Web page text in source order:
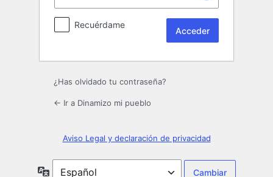
Recuérdame
¿Has olvidado tu contraseña?
← Ir a Dinamizo mi pueblo
Aviso Legal y declaración de privacidad
Idioma